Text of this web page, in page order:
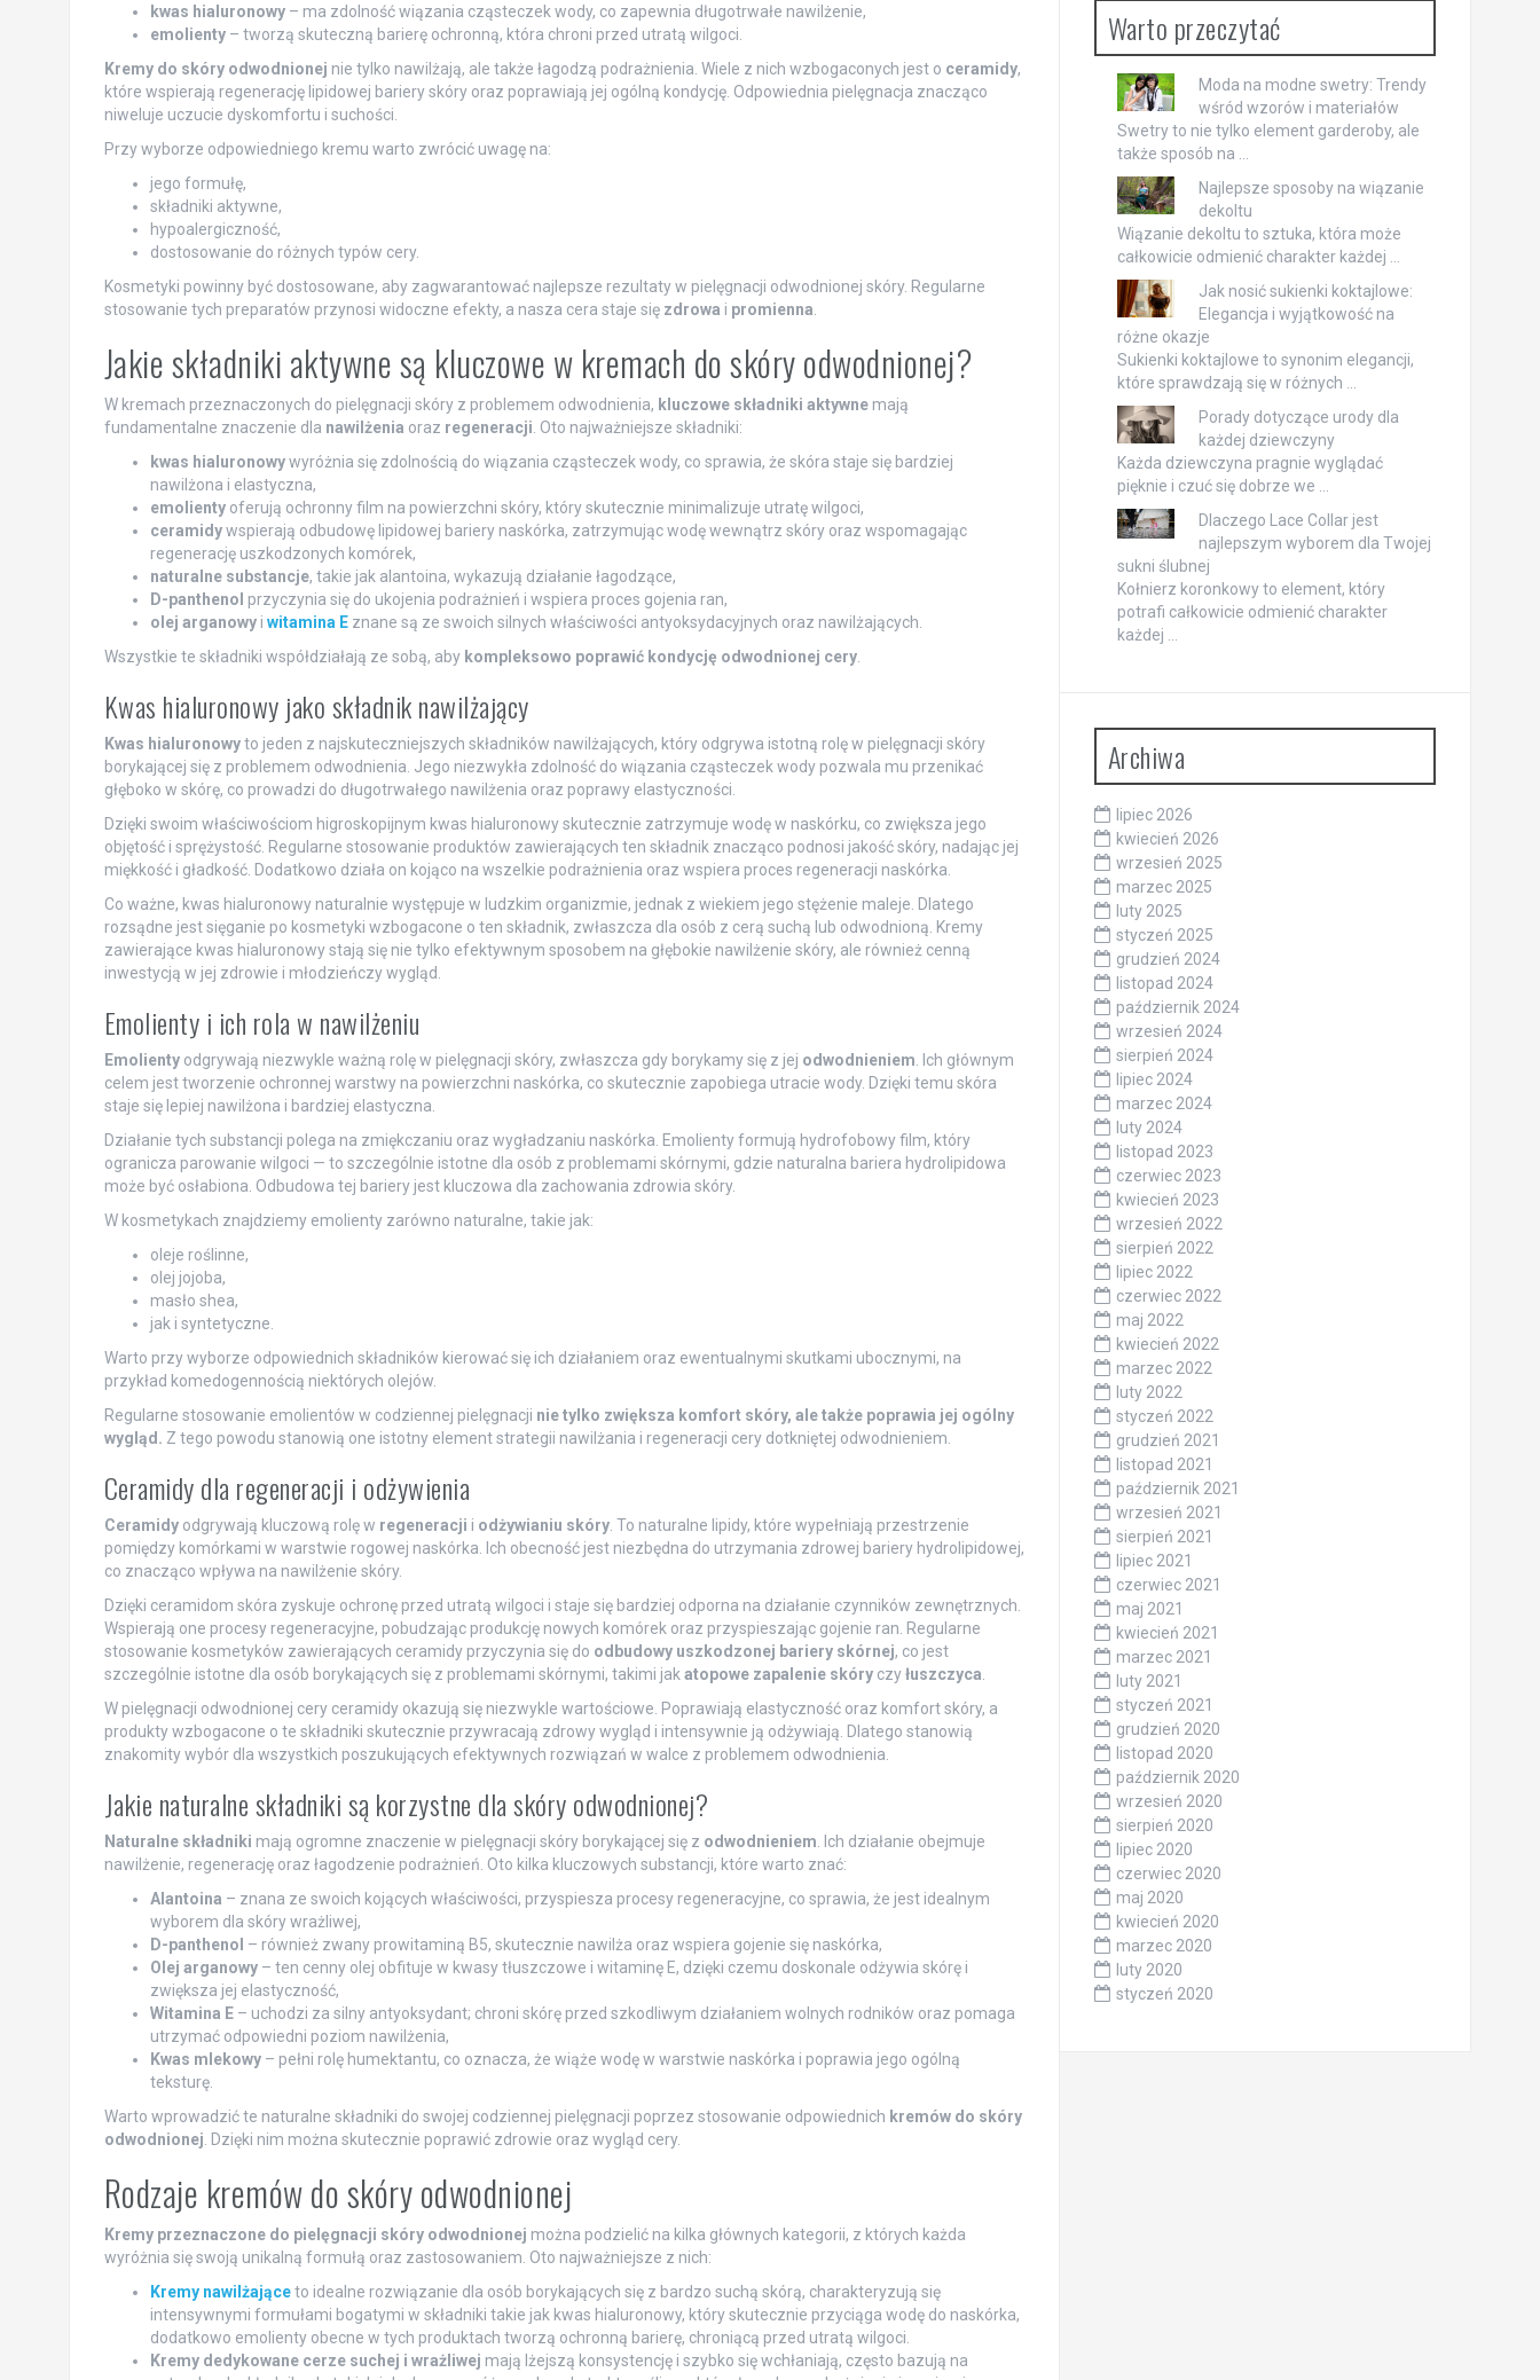
kwas hialuronowy– ma zdolność wiązania cząsteczek wody, co zapewnia długotrwałe nawilżenie,
emolienty– tworzą skuteczną barierę ochronną, która chroni przed utratą wilgoci.
Kremy do skóry odwodnionej nie tylko nawilżają, ale także łagodzą podrażnienia. Wiele z nich wzbogaconych jest o ceramidy,
które wspierają regenerację lipidowej bariery skóry oraz poprawiają jej ogólną kondycję. Odpowiednia pielęgnacja znacząco
niweluje uczucie dyskomfortu i suchości.
Przy wyborze odpowiedniego kremu warto zwrócić uwagę na:
jego formułę,
składniki aktywne,
hypoalergiczność,
dostosowanie do różnych typów cery.
Kosmetyki powinny być dostosowane, aby zagwarantować najlepsze rezultaty w pielęgnacji odwodnionej skóry. Regularne
stosowanie tych preparatów przynosi widoczne efekty, a nasza cera staje się zdrowa i promienna
Jakie składniki aktywne są kluczowe w kremach do skóry odwodnionej?
W kremach przeznaczonych do pielęgnacji skóry z problemem odwodnienia, kluczowe składniki aktywnemają
fundamentalne znaczenie dla nawilżenia oraz regeneracji . Oto najważniejsze składniki:
kwas hialuronowywyróżnia się zdolnością do wiązania cząsteczek wody, co sprawia, że skóra staje się bardziej
nawilżona i elastyczna,
emolientyoferują ochronny film na powierzchni skóry, który skutecznie minimalizuje utratę wilgoci,
ceramidywspierają odbudowę lipidowej bariery naskórka, zatrzymując wodę wewnątrz skóry oraz wspomagając
regenerację uszkodzonych komórek,
naturalne substancje, takie jak alantoina, wykazują działanie łagodzące,
D-panthenol przyczynia się do ukojenia podrażnień i wspiera proces gojenia ran,
olej arganowyi witamina Eznane są ze swoich silnych właściwości antyoksydacyjnych oraz nawilżających.
Wszystkie te składniki współdziałają ze sobą, aby kompleksowo poprawić kondycję odwodnionej cery.
Kwas hialuronowy jako składnik nawilżający
Kwas hialuronowyto jeden z najskuteczniejszych składników nawilżających, który odgrywa istotną rolę w pielęgnacji skóry
borykającej się z problemem odwodnienia. Jego niezwykła zdolność do wiązania cząsteczek wody pozwala mu przenikać
głęboko w skórę, co prowadzi do długotrwałego nawilżenia oraz poprawy elastyczności.
Dzięki swoim właściwościom higroskopijnym kwas hialuronowy skutecznie zatrzymuje wodę w naskórku, co zwiększa jego
objętość i sprężystość. Regularne stosowanie produktów zawierających ten składnik znacząco podnosi jakość skóry, nadając jej
miękkość i gładkość. Dodatkowo działa on kojąco na wszelkie podrażnienia oraz wspiera proces regeneracji naskórka.
Co ważne, kwas hialuronowy naturalnie występuje w ludzkim organizmie, jednak z wiekiem jego stężenie maleje. Dlatego
rozsądne jest sięganie po kosmetyki wzbogacone o ten składnik, zwłaszcza dla osób z cerą suchą lub odwodnioną. Kremy
zawierające kwas hialuronowy stają się nie tylko efektywnym sposobem na głębokie nawilżenie skóry, ale również cenną
inwestycją w jej zdrowie i młodzieńczy wygląd.
Emolienty i ich rola w nawilżeniu
Emolientyodgrywają niezwykle ważną rolę w pielęgnacji skóry, zwłaszcza gdy borykamy się z jej odwodnieniem . Ich głównym
celem jest tworzenie ochronnej warstwy na powierzchni naskórka, co skutecznie zapobiega utracie wody. Dzięki temu skóra
staje się lepiej nawilżona i bardziej elastyczna.
Działanie tych substancji polega na zmiękczaniu oraz wygładzaniu naskórka. Emolienty formują hydrofobowy film, który
ogranicza parowanie wilgoci — to szczególnie istotne dla osób z problemami skórnymi, gdzie naturalna bariera hydrolipidowa
może być osłabiona. Odbudowa tej bariery jest kluczowa dla zachowania zdrowia skóry.
W kosmetykach znajdziemy emolienty zarówno naturalne, takie jak:
oleje roślinne,
olej jojoba,
masło shea,
jak i syntetyczne.
Warto przy wyborze odpowiednich składników kierować się ich działaniem oraz ewentualnymi skutkami ubocznymi, na
przykład komedogennością niektórych olejów.
Regularne stosowanie emolientów w codziennej pielęgnacji nie tylko zwiększa komfort skóry, ale także poprawia jej ogólny
wygląd. Z tego powodu stanowią one istotny element strategii nawilżania i regeneracji cery dotkniętej odwodnieniem.
Ceramidy dla regeneracji i odżywienia
Ceramidyodgrywają kluczową rolę w regeneracji i odżywianiu skóry. To naturalne lipidy, które wypełniają przestrzenie
pomiędzy komórkami w warstwie rogowej naskórka. Ich obecność jest niezbędna do utrzymania zdrowej bariery hydrolipidowej,
co znacząco wpływa na nawilżenie skóry.
Dzięki ceramidom skóra zyskuje ochronę przed utratą wilgoci i staje się bardziej odporna na działanie czynników zewnętrznych.
Wspierają one procesy regeneracyjne, pobudzając produkcję nowych komórek oraz przyspieszając gojenie ran. Regularne
stosowanie kosmetyków zawierających ceramidy przyczynia się do odbudowy uszkodzonej bariery skórnej, co jest
szczególnie istotne dla osób borykających się z problemami skórnymi, takimi jak atopowe zapalenie skóryczyłuszczyca
W pielęgnacji odwodnionej cery ceramidy okazują się niezwykle wartościowe. Poprawiają elastyczność oraz komfort skóry, a
produkty wzbogacone o te składniki skutecznie przywracają zdrowy wygląd i intensywnie ją odżywiają. Dlatego stanowią
znakomity wybór dla wszystkich poszukujących efektywnych rozwiązań w walce z problemem odwodnienia.
Jakie naturalne składniki są korzystne dla skóry odwodnionej?
Naturalne składniki mają ogromne znaczenie w pielęgnacji skóry borykającej się z odwodnieniem . Ich działanie obejmuje
nawilżenie, regenerację oraz łagodzenie podrażnień. Oto kilka kluczowych substancji, które warto znać:
Alantoina – znana ze swoich kojących właściwości, przyspiesza procesy regeneracyjne, co sprawia, że jest idealnym
wyborem dla skóry wrażliwej,
D-panthenol – również zwany prowitaminą B5, skutecznie nawilża oraz wspiera gojenie się naskórka,
Olej arganowy– ten cenny olej obfituje w kwasy tłuszczowe i witaminę E, dzięki czemu doskonale odżywia skórę i
zwiększa jej elastyczność,
Witamina E– uchodzi za silny antyoksydant; chroni skórę przed szkodliwym działaniem wolnych rodników oraz pomaga
utrzymać odpowiedni poziom nawilżenia,
Kwas mlekowy– pełni rolę humektantu, co oznacza, że wiąże wodę w warstwie naskórka i poprawia jego ogólną
teksturę.
Warto wprowadzić te naturalne składniki do swojej codziennej pielęgnacji poprzez stosowanie odpowiednich kremów do skóry
odwodnionej . Dzięki nim można skutecznie poprawić zdrowie oraz wygląd cery.
Rodzaje kremów do skóry odwodnionej
Kremy przeznaczone do pielęgnacji skóry odwodnionej można podzielić na kilka głównych kategorii, z których każda
wyróżnia się swoją unikalną formułą oraz zastosowaniem. Oto najważniejsze z nich:
Kremy nawilżająceto idealne rozwiązanie dla osób borykających się z bardzo suchą skórą, charakteryzują się
intensywnymi formułami bogatymi w składniki takie jak kwas hialuronowy, który skutecznie przyciąga wodę do naskórka,
dodatkowo emolienty obecne w tych produktach tworzą ochronną barierę, chroniącą przed utratą wilgoci.
Kremy dedykowane cerze suchej i wrażliwej mają lżejszą konsystencję i szybko się wchłaniają, często bazują na
Warto przeczytać
Moda na modne swetry: Trendy
wśród wzorów i materiałów
Swetry to nie tylko element garderoby, ale
także sposób na …
Najlepsze sposoby na wiązanie
dekoltu
Wiązanie dekoltu to sztuka, która może
całkowicie odmienić charakter każdej …
Jak nosić sukienki koktajlowe:
Elegancja i wyjątkowość na
różne okazje
Sukienki koktajlowe to synonim elegancji,
które sprawdzają się w różnych …
Porady dotyczące urody dla
każdej dziewczyny
Każda dziewczyna pragnie wyglądać
pięknie i czuć się dobrze we …
Dlaczego Lace Collar jest
najlepszym wyborem dla Twojej
sukni ślubnej
Kołnierz koronkowy to element, który
potrafi całkowicie odmienić charakter
każdej …
Archiwa
lipiec 2026
kwiecień 2026
wrzesień 2025
marzec 2025
luty 2025
styczeń 2025
grudzień 2024
listopad 2024
październik 2024
wrzesień 2024
sierpień 2024
lipiec 2024
marzec 2024
luty 2024
listopad 2023
czerwiec 2023
kwiecień 2023
wrzesień 2022
sierpień 2022
lipiec 2022
czerwiec 2022
maj 2022
kwiecień 2022
marzec 2022
luty 2022
styczeń 2022
grudzień 2021
listopad 2021
październik 2021
wrzesień 2021
sierpień 2021
lipiec 2021
czerwiec 2021
maj 2021
kwiecień 2021
marzec 2021
luty 2021
styczeń 2021
grudzień 2020
listopad 2020
październik 2020
wrzesień 2020
sierpień 2020
lipiec 2020
czerwiec 2020
maj 2020
kwiecień 2020
marzec 2020
luty 2020
styczeń 2020